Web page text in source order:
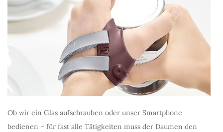
Ob wir ein Glas aufschrauben oder unser Smartphone
bedienen – für fast alle Tätigkeiten muss der Daumen den